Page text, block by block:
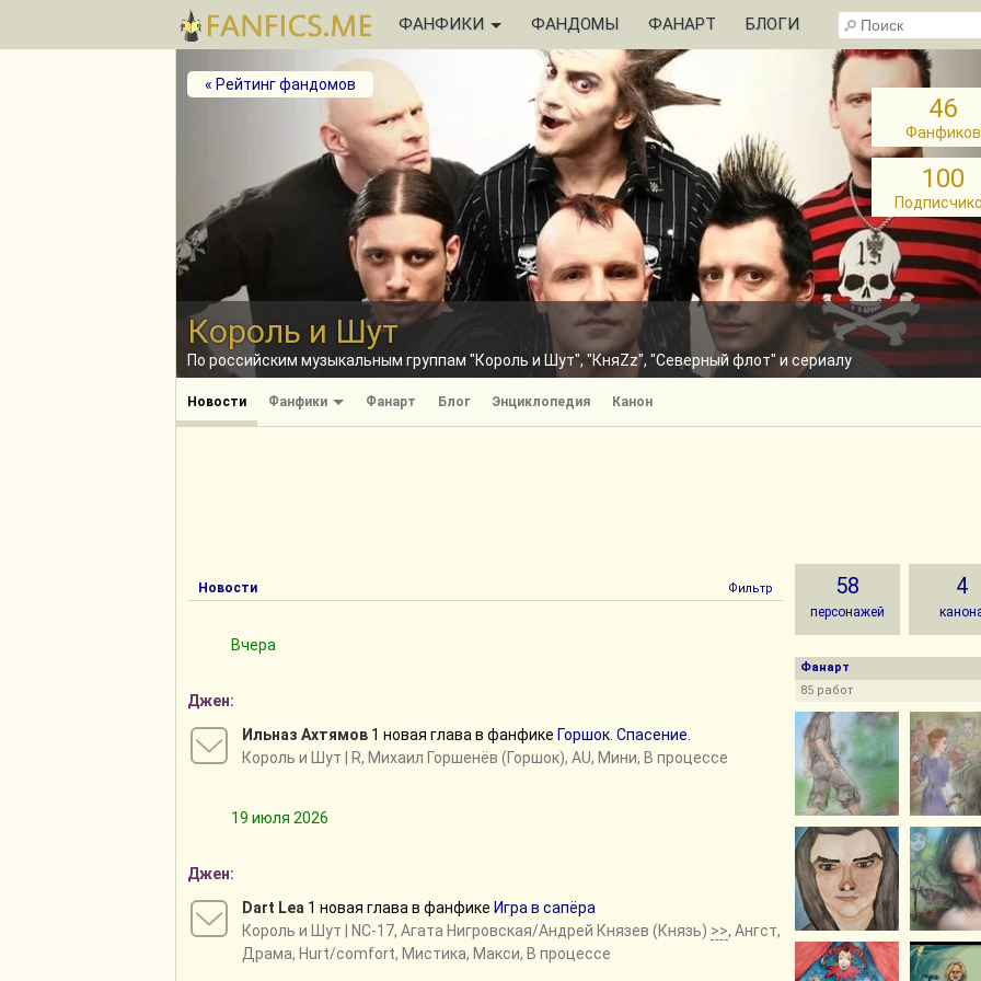
ФАНФИКИ ФАНДОМЫ ФАНАРТ БЛОГИ
Король и Шут
По российским музыкальным группам "Король и Шут", "КняZz", "Северный флот" и сериалу
« Рейтинг фандомов
46
Фанфиков
100
Новости Фанфики Фанарт Блог Энциклопедия Канон
Новости Фильтр
Вчера
Джен:
Ильназ Ахтямов 1 новая глава в фанфике Горшок. Спасение.
Король и Шут | R, Михаил Горшенёв (Горшок), AU, Мини, В процессе
19 июля 2026
Джен:
Dart Lea 1 новая глава в фанфике Игра в сапёра
Король и Шут | NC-17, Агата Нигровская/Андрей Князев (Князь) >>, Ангст,
Драма, Hurt/comfort, Мистика, Макси, В процессе
58
персонажей
4
Фанарт
85 работ